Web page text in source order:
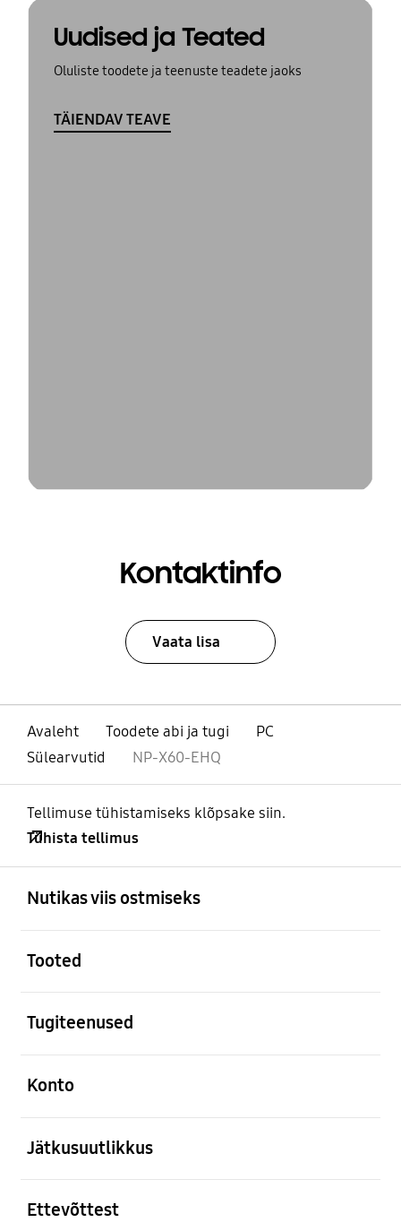
Uudised ja Teated
Oluliste toodete ja teenuste teadete jaoks
TÄIENDAV TEAVE
Kontaktinfo
Vaata lisa
Avaleht Toodete abi ja tugi
PC
Sülearvutid
NP-X60-EHQ
Tellimuse tühistamiseks klõpsake siin.
Tühista tellimus
Nutikas viis ostmiseks
Tooted
Tugiteenused
Konto
Jätkusuutlikkus
Ettevõttest